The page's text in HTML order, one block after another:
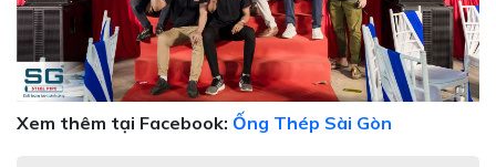
Xem thêm tại Facebook: Ống Thép Sài Gòn